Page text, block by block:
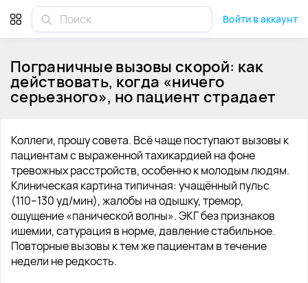
Войти в аккаунт
Пограничные вызовы скорой: как
действовать, когда «ничего
серьезного», но пациент страдает
Коллеги, прошу совета. Всё чаще поступают вызовы к
пациентам с выраженной тахикардией на фоне
тревожных расстройств, особенно к молодым людям.
Клиническая картина типичная: учащённый пульс
(110–130 уд/мин), жалобы на одышку, тремор,
ощущение «панической волны». ЭКГ без признаков
ишемии, сатурация в норме, давление стабильное.
Повторные вызовы к тем же пациентам в течение
недели не редкость.